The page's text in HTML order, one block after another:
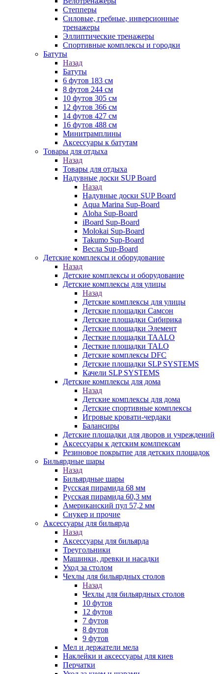
Степперы
Силовые, гребные, инверсионные
тренажеры
Эллиптические тренажеры
Спортивные комплексы и городки
Батуты
Назад
Батуты
6 футов 183 см
8 футов 244 см
10 футов 305 см
12 футов 366 см
14 футов 427 см
16 футов 488 см
Минитрамплины
Аксессуары к батутам
Товары для отдыха
Назад
Товары для отдыха
Надувные доски SUP Board
Назад
Надувные доски SUP Board
Aqua Marina Sup-Board
Aloha Sup-Board
iBoard Sup-Board
Molokai Sup-Board
Takumo Sup-Board
Весла Sup-Board
Детские комплексы и оборудование
Назад
Детские комплексы и оборудование
Детские комплексы для улицы
Назад
Детские комплексы для улицы
Детские площадки Самсон
Детские площадки Сибирика
Детские площадки Элемент
Десткие площадки TAALO
Десткие площадки TALO
Детские комплексы DFC
Детские площадки SLP SYSTEMS
Качели SLP SYSTEMS
Детские комплексы для дома
Назад
Детские комплексы для дома
Детские спортивные комплексы
Игровые кровати-чердаки
Балансиры
Детские площадки для дворов и учреждений
Аксессуары к детским комлпексам
Резиновое покрытие для детских площадок
Бильярдные шары
Назад
Бильярдные шары
Русская пирамида 68 мм
Русская пирамида 60,3 мм
Американский пул 57,2 мм
Снукер и прочие
Аксессуары для бильярда
Назад
Аксессуары для бильярда
Треугольники
Машинки, древки и насадки
Уход за столом
Чехлы для бильярдных столов
Назад
Чехлы для бильярдных столов
10 футов
12 футов
7 футов
8 футов
9 футов
Мел и держатели мела
Наклейки и аксессуары для киев
Перчатки